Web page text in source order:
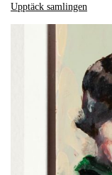
Upptäck samlingen